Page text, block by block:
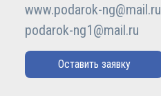
www.podarok-ng@mail.ru
podarok-ng1@mail.ru
Оставить заявку